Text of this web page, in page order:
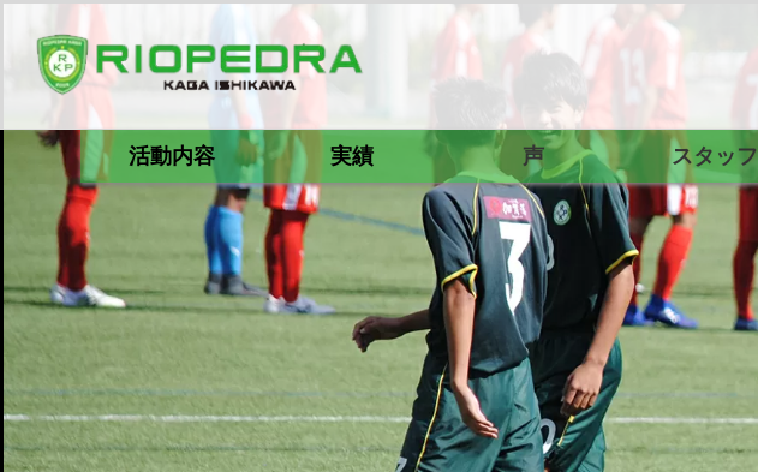
活動内容 実績 声 スタッフ